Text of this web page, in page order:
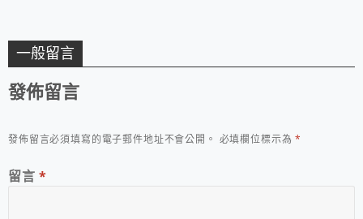
一般留言
發佈留言
發佈留言必須填寫的電子郵件地址不會公開。 必填欄位標示為*
留言 *